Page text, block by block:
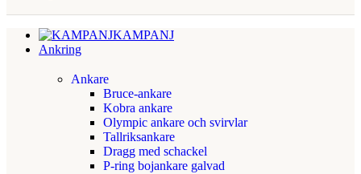
KAMPANJ
Ankring
Ankare
Bruce-ankare
Kobra ankare
Olympic ankare och svirvlar
Tallriksankare
Dragg med schackel
P-ring bojankare galvad